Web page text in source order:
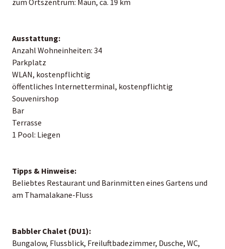
Ausstattung:
Anzahl Wohneinheiten: 34
Parkplatz
WLAN, kostenpflichtig
öffentliches Internetterminal, kostenpflichtig
Souvenirshop
Bar
Terrasse
1 Pool: Liegen
Tipps & Hinweise:
Beliebtes Restaurant und Barinmitten eines Gartens und
am Thamalakane-Fluss
Babbler Chalet (DU1):
Bungalow, Flussblick, Freiluftbadezimmer, Dusche, WC,